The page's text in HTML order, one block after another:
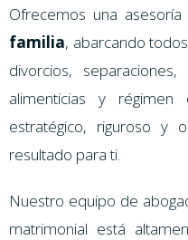
Ofrecemos una
familia, abarcando
divorcios,
alimenticias y
estratégico, riguroso y
resultado para ti.
Nuestro equipo de
matrimonial está